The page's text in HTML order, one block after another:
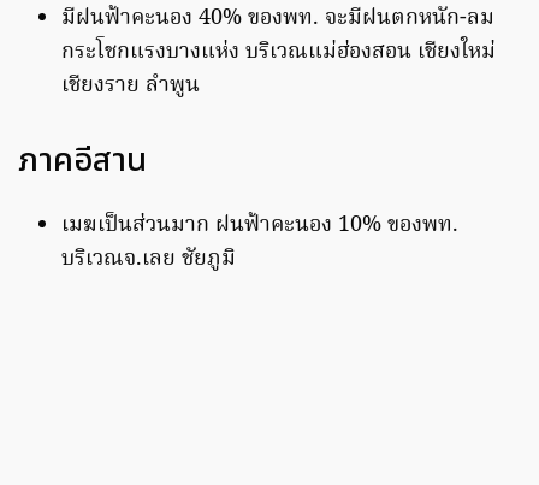
มีฝนฟ้าคะนอง 40% ของพท. จะมีฝนตกหนัก-ลม
กระโชกแรงบางแห่ง บริเวณแม่ฮ่องสอน เชียงใหม่
เชียงราย ลำพูน
ภาคอีสาน
เมฆเป็นส่วนมาก ฝนฟ้าคะนอง 10% ของพท.
บริเวณจ.เลย ชัยภูมิ